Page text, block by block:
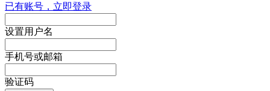
已有账号，立即登录
设置用户名
手机号或邮箱
验证码